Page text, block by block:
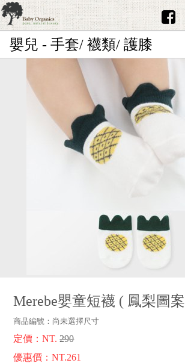
首頁
澳洲Purebaby有機棉
日本品牌育兒配件
韓國Merebe寶寶配件
客服專區
嬰兒 - 手套/ 襪類/ 護膝
Merebe嬰童短襪 ( 鳳梨圖案
商品編號： 尚未選擇尺寸
定價：NT.290
優惠價：NT.261